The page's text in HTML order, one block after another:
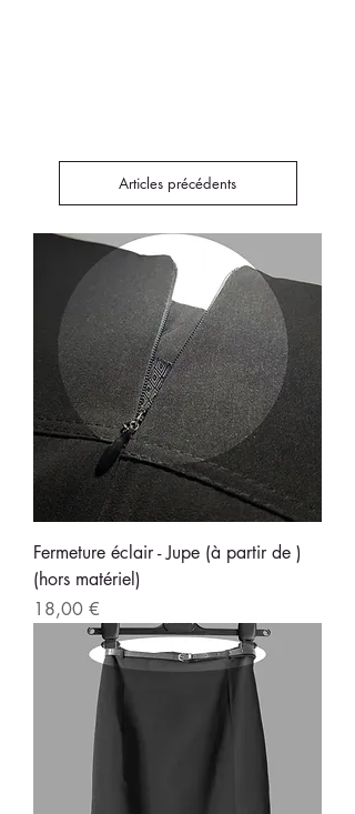
Articles précédents
Fermeture éclair - Jupe (à partir de )
(hors matériel)
Prix
18,00 €